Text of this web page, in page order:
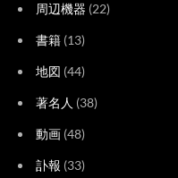
周辺機器 (22)
書籍 (13)
地図 (44)
著名人 (38)
動画 (48)
訃報 (33)